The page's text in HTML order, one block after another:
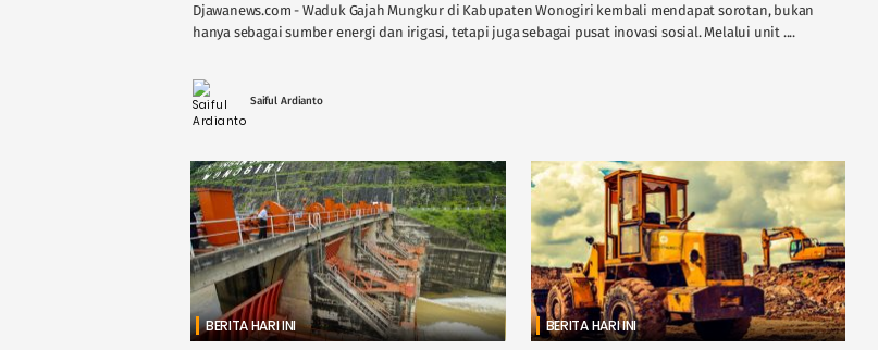
Djawanews.com - Waduk Gajah Mungkur di Kabupaten Wonogiri kembali mendapat sorotan, bukan
hanya sebagai sumber energi dan irigasi, tetapi juga sebagai pusat inovasi sosial. Melalui unit ....
Saiful Ardianto
BERITA HARI INI BERITA HARI INI